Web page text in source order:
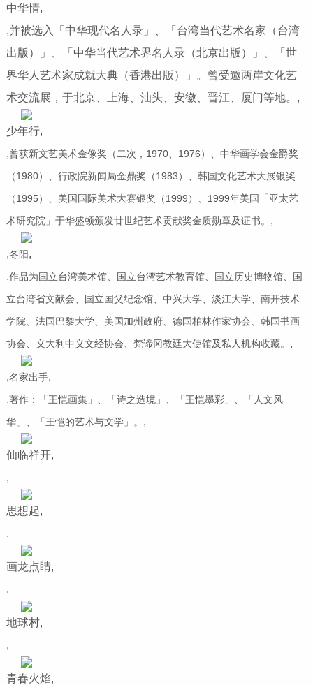
中华情,
,并被选入「中华现代名人录」、「台湾当代艺术名家（台湾
出版）」、「中华当代艺术界名人录（北京出版）」、「世
界华人艺术家成就大典（香港出版）」。曾受邀两岸文化艺
术交流展，于北京、上海、汕头、安徽、晋江、厦门等地。,
少年行,
,曾获新文艺美术金像奖（二次，1970、1976）、中华画学会金爵奖
（1980）、行政院新闻局金鼎奖（1983）、韩国文化艺术大展银奖
（1995）、美国国际美术大赛银奖（1999）、1999年美国「亚太艺
术研究院」于华盛顿颁发廿世纪艺术贡献奖金质勋章及证书。 ,
,冬阳,
,作品为国立台湾美术馆、国立台湾艺术教育馆、国立历史博物馆、国
立台湾省文献会、国立国父纪念馆、中兴大学、淡江大学、南开技术
学院、法国巴黎大学、美国加州政府、德国柏林作家协会、韩国书画
协会、义大利中义文经协会、梵谛冈教廷大使馆及私人机构收藏。 ,
,名家出手,
,著作：「王恺画集」、「诗之造境」、「王恺墨彩」、「人文风
华」、「王恺的艺术与文学」。 ,
仙临祥开,
,
思想起,
,
画龙点睛,
,
地球村,
,
青春火焰,